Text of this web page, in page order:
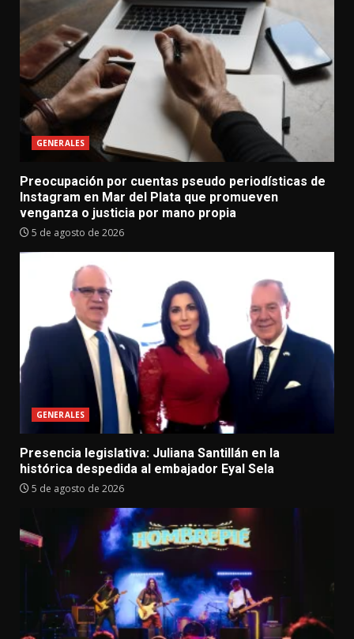
GENERALES
Preocupación por cuentas pseudo periodísticas de
Instagram en Mar del Plata que promueven
venganza o justicia por mano propia
5 de agosto de 2026
GENERALES
Presencia legislativa: Juliana Santillán en la
histórica despedida al embajador Eyal Sela
5 de agosto de 2026